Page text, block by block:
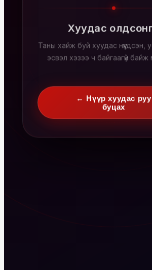
Хуудас
Таны хайж буй хуудас нүүгдсэн,
эсвэл хэзээ ч байгаагүй байж
← Нүүр хуудас руу
буцах